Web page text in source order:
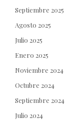
Septiembre 2025
Agosto 2025
Julio 2025
Enero 2025
Noviembre 2024
Octubre 2024
Septiembre 2024
Julio 2024